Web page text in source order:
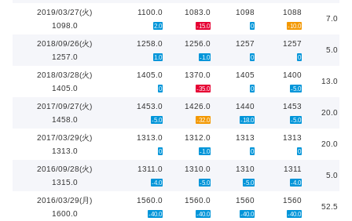
2019/03/27(火)
1098.0
1100.0
2.0
1083.0
-15.0
1098
0
1088
-10.0
7.0
2018/09/26(火)
1257.0
1258.0
1.0
1256.0
-1.0
1257
0
1257
0
5.0
2018/03/28(火)
1405.0
1405.0
0
1370.0
-35.0
1405
0
1400
-5.0
13.0
2017/09/27(火)
1458.0
1453.0
-5.0
1426.0
-32.0
1440
-18.0
1453
-5.0
20.0
2017/03/29(火)
1313.0
1313.0
0
1312.0
-1.0
1313
0
1313
0
20.0
2016/09/28(火)
1315.0
1311.0
-4.0
1310.0
-5.0
1310
-5.0
1311
-4.0
5.0
2016/03/29(月)
1600.0
1560.0
-40.0
1560.0
-40.0
1560
-40.0
1560
-40.0
52.5